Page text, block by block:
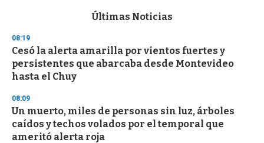
d
s
o
f
3
s
e
c
o
n
Últimas Noticias
08:19
Cesó la alerta amarilla por vientos fuertes y
persistentes que abarcaba desde Montevideo
hasta el Chuy
08:09
Un muerto, miles de personas sin luz, árboles
caídos y techos volados por el temporal que
ameritó alerta roja